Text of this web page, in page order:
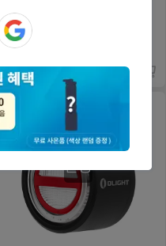
멘 고성능 산악자전거 라
트